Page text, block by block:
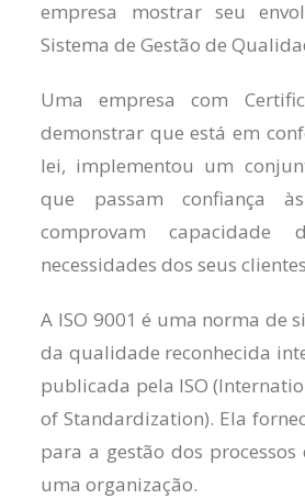
empresa mostrar seu
Sistema de Gestão de
Uma empresa com
demonstrar que está em
lei, implementou um
que passam confiança
comprovam capacidade
necessidades dos seus
A ISO 9001 é uma norma de
da qualidade reconhecida
publicada pela ISO
of Standardization). Ela
para a gestão dos
uma organização.